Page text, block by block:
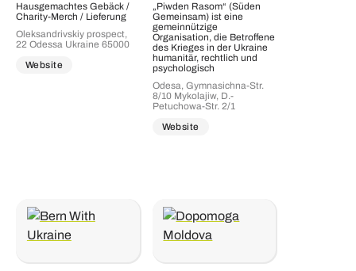
Hausgemachtes Gebäck /
Charity-Merch / Lieferung
Oleksandrivskiy prospect,
22 Odessa Ukraine 65000
Website
„Piwden Rasom“ (Süden
Gemeinsam) ist eine
gemeinnützige
Organisation, die Betroffene
des Krieges in der Ukraine
humanitär, rechtlich und
psychologisch
Odesa, Gymnasichna-Str.
8/10 Mykolajiw, D.-
Petuchowa-Str. 2/1
Website